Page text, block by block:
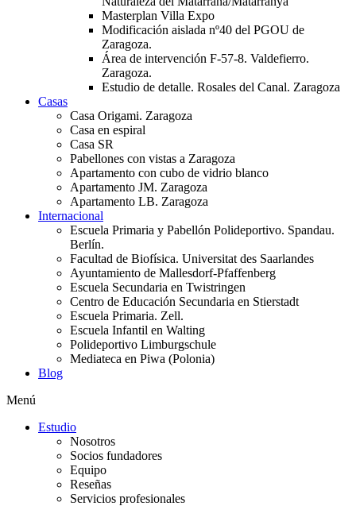
Masterplan Villa Expo
Modificación aislada nº40 del PGOU de
Zaragoza.
Área de intervención F-57-8. Valdefierro.
Zaragoza.
Estudio de detalle. Rosales del Canal. Zaragoza
Casas
Casa Origami. Zaragoza
Casa en espiral
Casa SR
Pabellones con vistas a Zaragoza
Apartamento con cubo de vidrio blanco
Apartamento JM. Zaragoza
Apartamento LB. Zaragoza
Internacional
Escuela Primaria y Pabellón Polideportivo. Spandau.
Berlín.
Facultad de Biofísica. Universitat des Saarlandes
Ayuntamiento de Mallesdorf-Pfaffenberg
Escuela Secundaria en Twistringen
Centro de Educación Secundaria en Stierstadt
Escuela Primaria. Zell.
Escuela Infantil en Walting
Polideportivo Limburgschule
Mediateca en Piwa (Polonia)
Blog
Menú
Estudio
Nosotros
Socios fundadores
Equipo
Reseñas
Servicios profesionales